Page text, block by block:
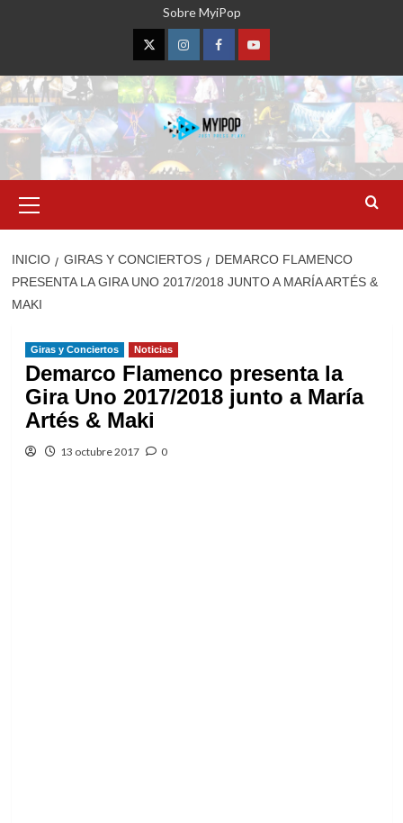
Sobre MyiPop
TwitterInstagramFacebookYouTube
primario
INICIO GIRAS Y CONCIERTOS
DEMARCO FLAMENCO
PRESENTA LA GIRA UNO 2017/2018 JUNTO A MARÍA ARTÉS &
MAKI
Giras y Conciertos Noticias
Demarco Flamenco presenta la
Gira Uno 2017/2018 junto a María
Artés & Maki
13 octubre 2017 0